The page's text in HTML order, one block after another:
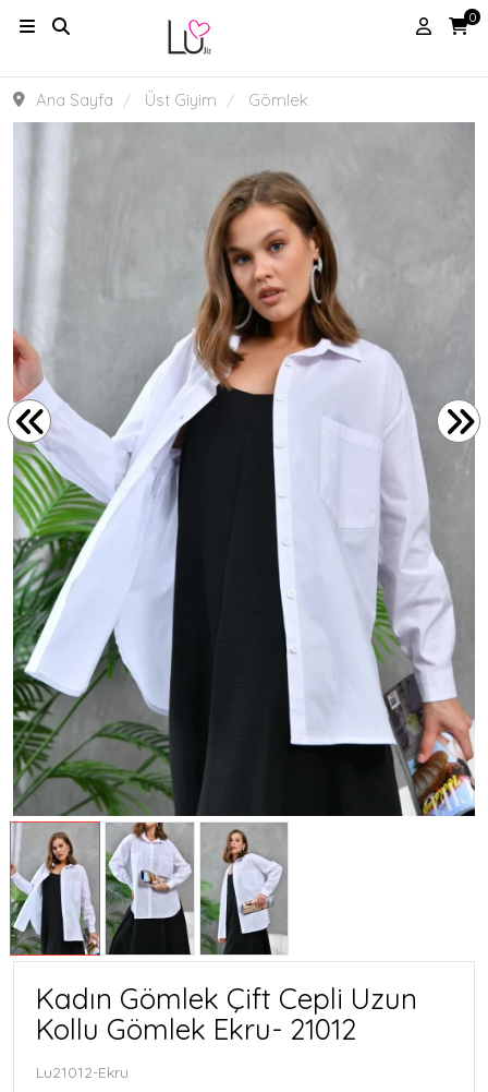
0
Ana Sayfa Üst Giyim Gömlek
Kadın Gömlek Çift Cepli Uzun
Kollu Gömlek Ekru- 21012
Lu21012-Ekru